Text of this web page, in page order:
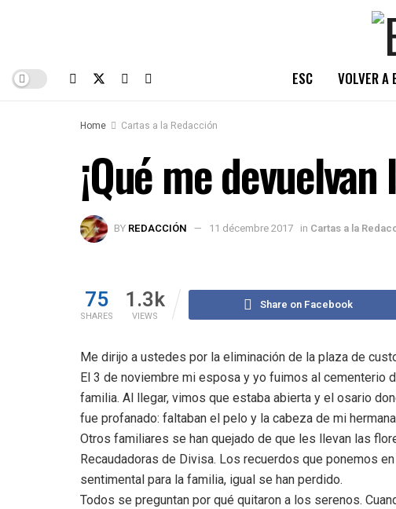
ESC VOLVER A
Home Cartas a la Redacción
¡Qué me
BY REDACCIÓN 11 décembre 2017 in Cartas a la
75
SHARES
1.3k
VIEWS
Share on Facebook
Me dirijo a ustedes por la eliminación de la plaza de
El 3 de noviembre mi esposa y yo fuimos al cementerio
familia. Al llegar, vimos que estaba abierta y el osario
fue profanado: faltaban el pelo y la cabeza de mi
Otros familiares se han quejado de que les llevan las
Recaudadoras de Divisa. Los recuerdos que ponemos
sentimental para la familia, igual se han perdido.
Todos se preguntan por qué quitaron a los serenos.